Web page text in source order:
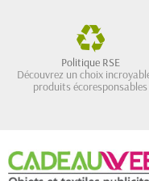
Politique RSE
Découvrez un choix
produits écoresponsables